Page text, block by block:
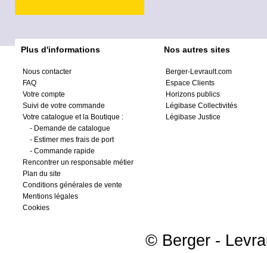
Plus d'informations
Nous contacter
FAQ
Votre compte
Suivi de votre commande
Votre catalogue et la Boutique :
- Demande de catalogue
- Estimer mes frais de port
- Commande rapide
Rencontrer un responsable métier
Plan du site
Conditions générales de vente
Mentions légales
Cookies
Nos autres sites
Berger-Levrault.com
Espace Clients
Horizons publics
Légibase Collectivités
Légibase Justice
© Berger -